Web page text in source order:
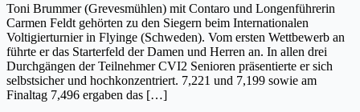
Toni Brummer (Grevesmühlen) mit Contaro und Longenführerin
Carmen Feldt gehörten zu den Siegern beim Internationalen
Voltigierturnier in Flyinge (Schweden). Vom ersten Wettbewerb an
führte er das Starterfeld der Damen und Herren an. In allen drei
Durchgängen der Teilnehmer CVI2 Senioren präsentierte er sich
selbstsicher und hochkonzentriert. 7,221 und 7,199 sowie am
Finaltag 7,496 ergaben das […]